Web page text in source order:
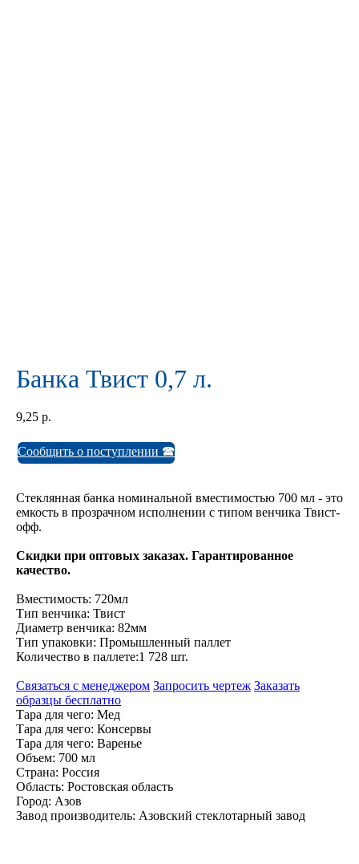
Банка Твист 0,7 л.
9,25 р.
Сообщить о поступлении 🕿
Стеклянная банка номинальной вместимостью 700 мл - это
емкость в прозрачном исполнении с типом венчика Твист-
офф.
Скидки при оптовых заказах. Гарантированное
качество.
Вместимость: 720мл
Тип венчика: Твист
Диаметр венчика: 82мм
Тип упаковки: Промышленный паллет
Количество в паллете:1 728 шт.
Связаться с менеджером Запросить чертеж Заказать
образцы бесплатно
Тара для чего: Мед
Тара для чего: Консервы
Тара для чего: Варенье
Объем: 700 мл
Страна: Россия
Область: Ростовская область
Город: Азов
Завод производитель: Азовский стеклотарный завод